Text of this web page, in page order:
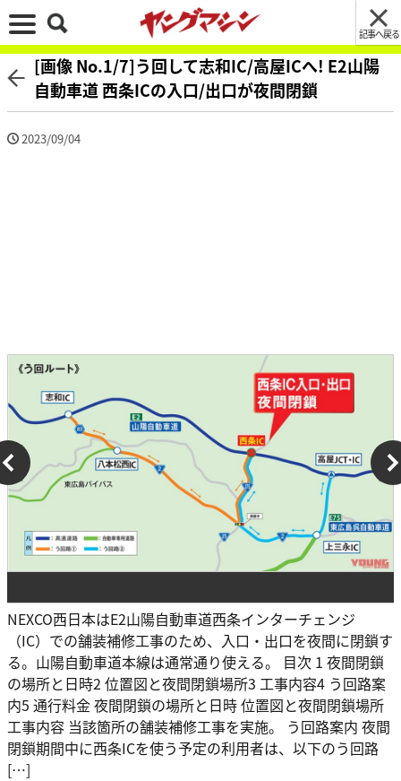
記事へ戻る
[画像 No.1/7]う回して志和IC/高屋ICへ! E2山陽
自動車道 西条ICの入口/出口が夜間閉鎖
2023/09/04
NEXCO西日本はE2山陽自動車道西条インターチェンジ
（IC）での舗装補修工事のため、入口・出口を夜間に閉鎖す
る。山陽自動車道本線は通常通り使える。 目次 1 夜間閉鎖
の場所と日時2 位置図と夜間閉鎖場所3 工事内容4 う回路案
内5 通行料金 夜間閉鎖の場所と日時 位置図と夜間閉鎖場所
工事内容 当該箇所の舗装補修工事を実施。 う回路案内 夜間
閉鎖期間中に西条ICを使う予定の利用者は、以下のう回路
[…]